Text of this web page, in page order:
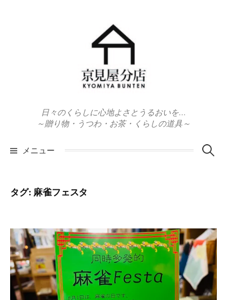
日々のくらしに心地よさとうるおいを…
～贈り物・うつわ・お茶・くらしの道具～
メニュー 検
タグ: 麻雀フェスタ